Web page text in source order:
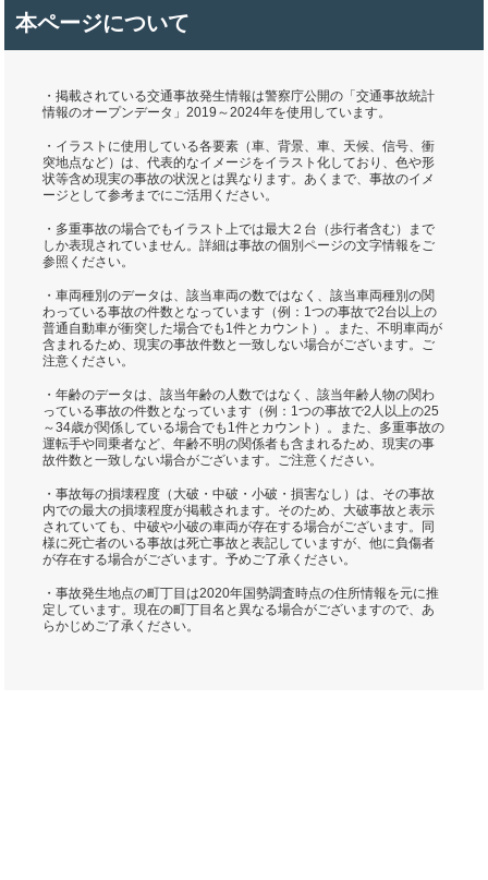
本ページについて
・掲載されている交通事故発生情報は警察庁公開の「交通事故統計
情報のオープンデータ」2019～2024年を使用しています。
・イラストに使用している各要素（車、背景、車、天候、信号、衝
突地点など）は、代表的なイメージをイラスト化しており、色や形
状等含め現実の事故の状況とは異なります。あくまで、事故のイメ
ージとして参考までにご活用ください。
・多重事故の場合でもイラスト上では最大２台（歩行者含む）まで
しか表現されていません。詳細は事故の個別ページの文字情報をご
参照ください。
・車両種別のデータは、該当車両の数ではなく、該当車両種別の関
わっている事故の件数となっています（例：1つの事故で2台以上の
普通自動車が衝突した場合でも1件とカウント）。また、不明車両が
含まれるため、現実の事故件数と一致しない場合がございます。ご
注意ください。
・年齢のデータは、該当年齢の人数ではなく、該当年齢人物の関わ
っている事故の件数となっています（例：1つの事故で2人以上の25
～34歳が関係している場合でも1件とカウント）。また、多重事故の
運転手や同乗者など、年齢不明の関係者も含まれるため、現実の事
故件数と一致しない場合がございます。ご注意ください。
・事故毎の損壊程度（大破・中破・小破・損害なし）は、その事故
内での最大の損壊程度が掲載されます。そのため、大破事故と表示
されていても、中破や小破の車両が存在する場合がございます。同
様に死亡者のいる事故は死亡事故と表記していますが、他に負傷者
が存在する場合がございます。予めご了承ください。
・事故発生地点の町丁目は2020年国勢調査時点の住所情報を元に推
定しています。現在の町丁目名と異なる場合がございますので、あ
らかじめご了承ください。